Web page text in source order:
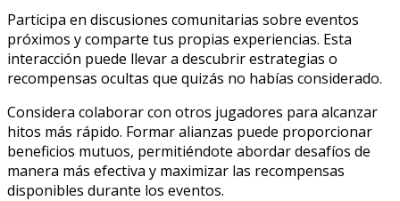
Participa en discusiones comunitarias sobre eventos
próximos y comparte tus propias experiencias. Esta
interacción puede llevar a descubrir estrategias o
recompensas ocultas que quizás no habías considerado.
Considera colaborar con otros jugadores para alcanzar
hitos más rápido. Formar alianzas puede proporcionar
beneficios mutuos, permitiéndote abordar desafíos de
manera más efectiva y maximizar las recompensas
disponibles durante los eventos.